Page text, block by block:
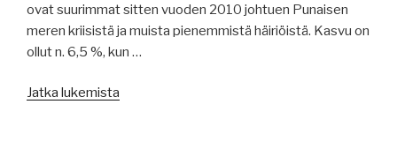
on
ovat suurimmat sitten vuoden 2010 johtuen Punaisen
meren kriisistä ja muista pienemmistä häiriöistä. Kasvu on
ollut n. 6,5 %, kun …
Jatka lukemista